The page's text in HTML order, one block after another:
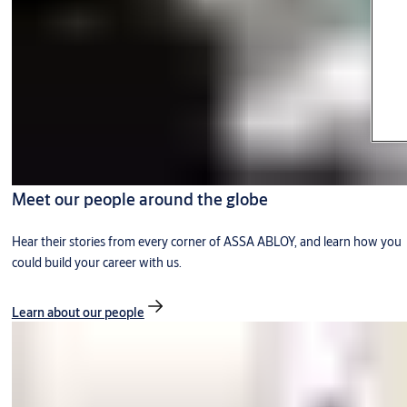
Meet our people around the globe
Hear their stories from every corner of ASSA ABLOY, and learn how you
could build your career with us.
Learn about our people